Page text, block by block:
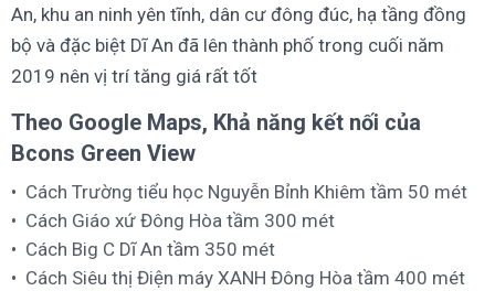
An, khu an ninh yên tĩnh, dân cư đông đúc, hạ tầng đồng
bộ và đặc biệt Dĩ An đã lên thành phố trong cuối năm
2019 nên vị trí tăng giá rất tốt
Theo Google Maps, Khả năng kết nối của
Bcons Green View
Cách Trường tiểu học Nguyễn Bỉnh Khiêm tầm 50 mét
Cách Giáo xứ Đông Hòa tầm 300 mét
Cách Big C Dĩ An tầm 350 mét
Cách Siêu thị Điện máy XANH Đông Hòa tầm 400 mét